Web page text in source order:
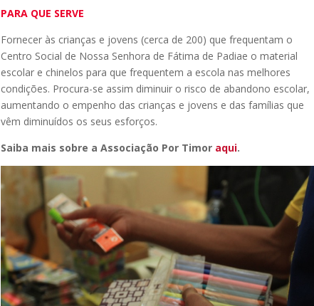
PARA QUE SERVE
Fornecer às crianças e jovens (cerca de 200) que frequentam o
Centro Social de Nossa Senhora de Fátima de Padiae o material
escolar e chinelos para que frequentem a escola nas melhores
condições. Procura-se assim diminuir o risco de abandono escolar,
aumentando o empenho das crianças e jovens e das famílias que
vêm diminuídos os seus esforços.
Saiba mais sobre a Associação Por Timor aqui.